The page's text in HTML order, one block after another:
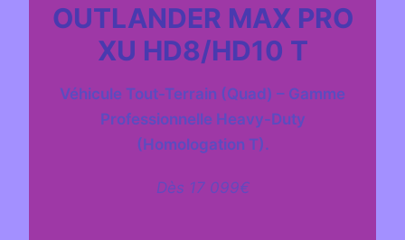
OUTLANDER MAX PRO
XU HD8/HD10 T
Véhicule Tout-Terrain (Quad) – Gamme
Professionnelle Heavy-Duty
(Homologation T).
Dès 17 099€